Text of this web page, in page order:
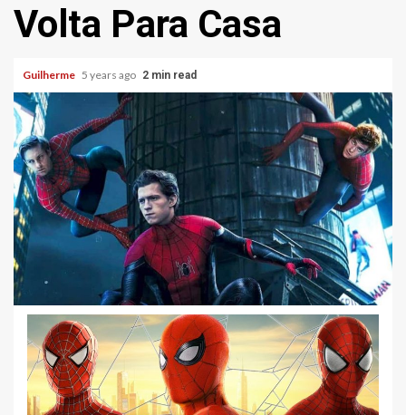
Volta Para Casa
Guilherme 5 years ago 2 min read